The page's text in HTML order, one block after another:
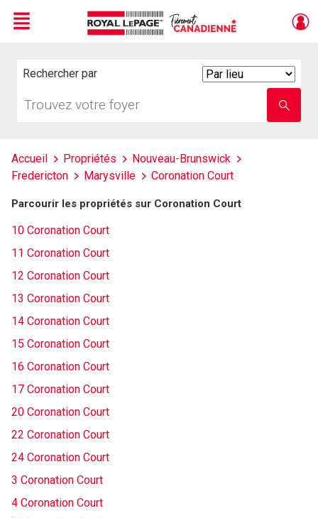
Menu
Rechercher par
votre
nom
Accueil Propriétés
Nouveau-Brunswick
Fredericton
Marysville Coronation Court
Parcourir les propriétés sur Coronation Court
10 Coronation Court
11 Coronation Court
12 Coronation Court
13 Coronation Court
14 Coronation Court
15 Coronation Court
16 Coronation Court
17 Coronation Court
20 Coronation Court
22 Coronation Court
24 Coronation Court
3 Coronation Court
4 Coronation Court